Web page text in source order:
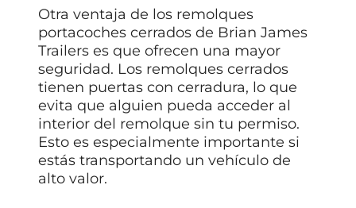
Otra ventaja de los remolques
portacoches cerrados de Brian James
Trailers es que ofrecen una mayor
seguridad. Los remolques cerrados
tienen puertas con cerradura, lo que
evita que alguien pueda acceder al
interior del remolque sin tu permiso.
Esto es especialmente importante si
estás transportando un vehículo de
alto valor.